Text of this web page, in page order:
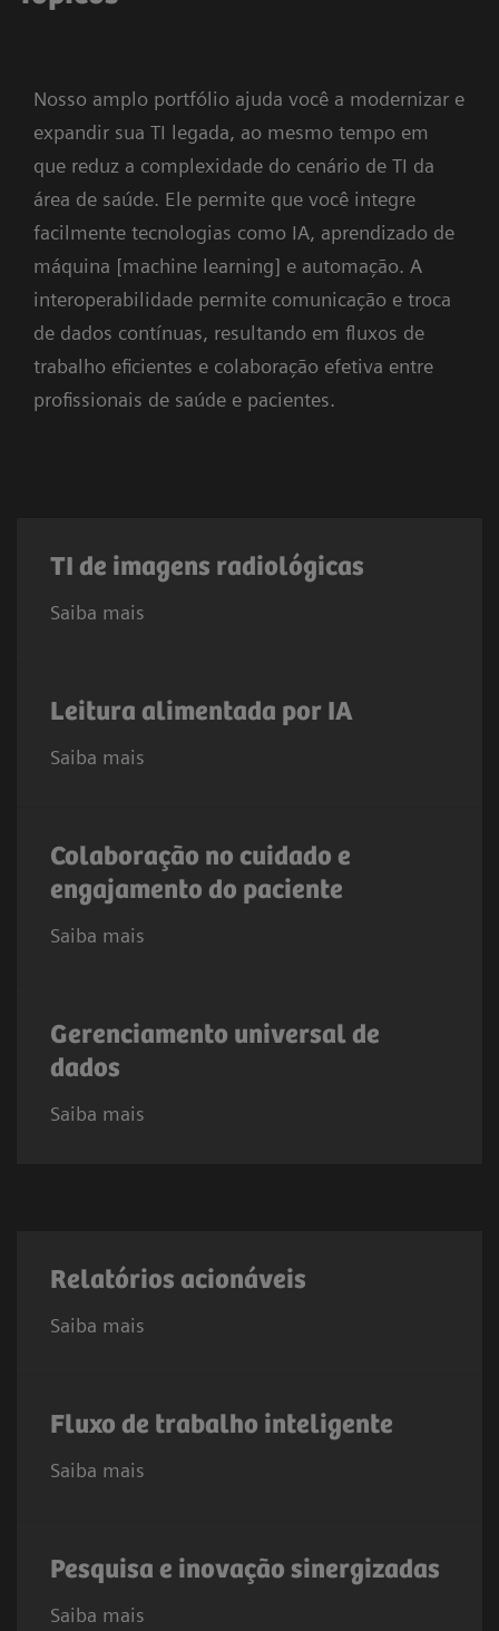
Nosso amplo portfólio ajuda você a modernizar e
expandir sua TI legada, ao mesmo tempo em
que reduz a complexidade do cenário de TI da
área de saúde. Ele permite que você integre
facilmente tecnologias como IA, aprendizado de
máquina [machine learning] e automação. A
interoperabilidade permite comunicação e troca
de dados contínuas, resultando em fluxos de
trabalho eficientes e colaboração efetiva entre
profissionais de saúde e pacientes.
TI de imagens radiológicas
Saiba mais
Leitura alimentada por IA
Saiba mais
Colaboração no cuidado e
engajamento do paciente
Saiba mais
Gerenciamento universal de
dados
Saiba mais
Relatórios acionáveis
Saiba mais
Fluxo de trabalho inteligente
Saiba mais
Pesquisa e inovação sinergizadas
Saiba mais